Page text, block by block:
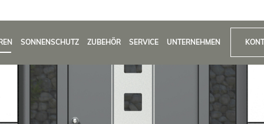
SONNENSCHUTZ ZUBEHÖR SERVICE UNTERNEHMEN